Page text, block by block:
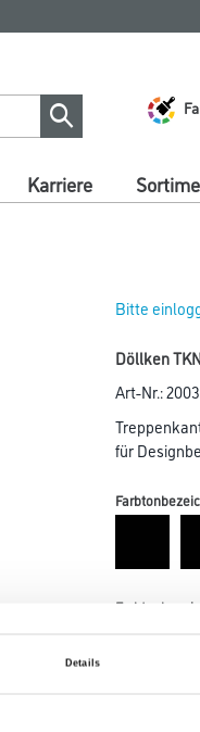
Details
Karriere
Bitte
Döllken
Art-Nr.:
für